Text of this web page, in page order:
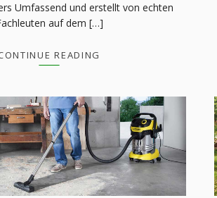
Umfassend und erstellt von echten
auf dem […]
READING